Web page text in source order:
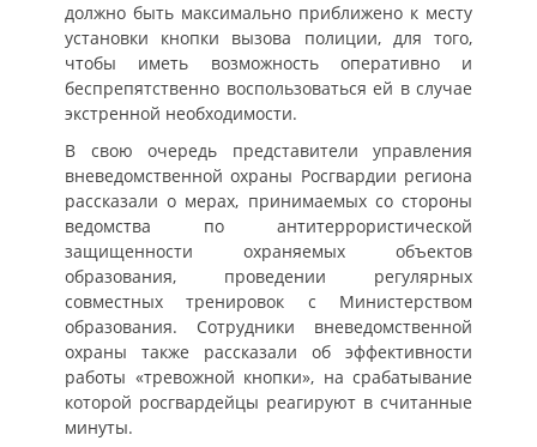
должно быть максимально приближено к месту
установки кнопки вызова полиции, для того,
чтобы иметь возможность оперативно и
беспрепятственно воспользоваться ей в случае
экстренной необходимости.
В свою очередь представители управления
вневедомственной охраны Росгвардии региона
рассказали о мерах, принимаемых со стороны
ведомства по антитеррористической
защищенности охраняемых объектов
образования, проведении регулярных
совместных тренировок с Министерством
образования. Сотрудники вневедомственной
охраны также рассказали об эффективности
работы «тревожной кнопки», на срабатывание
которой росгвардейцы реагируют в считанные
минуты.